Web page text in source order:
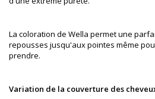
La coloration de Wella permet une
repousses jusqu'aux pointes même
prendre.
Variation de la couverture des